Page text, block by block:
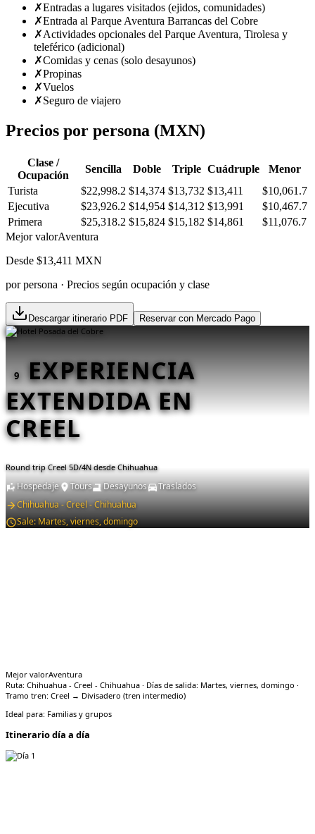
✗Entradas a lugares visitados (ejidos, comunidades)
✗Entrada al Parque Aventura Barrancas del Cobre
✗Actividades opcionales del Parque Aventura, Tirolesa y
teleférico (adicional)
✗Comidas y cenas (solo desayunos)
✗Propinas
✗Vuelos
✗Seguro de viajero
Precios por persona (MXN)
Clase /
Ocupación
Sencilla Doble Triple Cuádruple
Menor
Turista
$22,998.2 $14,374 $13,732 $13,411
$10,061.7
Ejecutiva
$23,926.2 $14,954 $14,312 $13,991
$10,467.7
Primera
$25,318.2 $15,824 $15,182 $14,861
$11,076.7
Mejor valorAventura
Desde $13,411 MXN
por persona · Precios según ocupación y clase
Descargar itinerario PDF Reservar con Mercado Pago
9
EXPERIENCIA
EXTENDIDA EN
CREEL
Round trip Creel 5D/4N desde Chihuahua
Hospedaje Tours Desayunos
Traslados
Chihuahua - Creel - Chihuahua
Sale:Martes, viernes, domingo
Mejor valorAventura
Ruta: Chihuahua - Creel - Chihuahua · Días de salida: Martes, viernes, domingo ·
Tramo tren: Creel → Divisadero (tren intermedio)
Ideal para: Familias y grupos
Itinerario día a día